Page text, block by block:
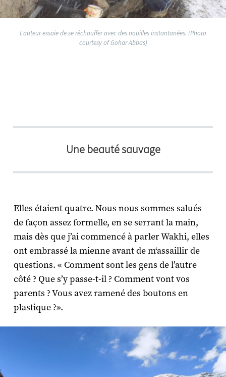
L'auteur essaie de se réchauffer avec des nouilles instantanées. (Photo
courtesy of Gohar Abbas)
Une beauté sauvage​
Elles étaient quatre. Nous nous sommes salués
de façon assez formelle, en se serrant la main,
mais dès que j’ai commencé à parler Wakhi, elles
ont embrassé la mienne avant de m‘assaillir de
questions. « Comment sont les gens de l’autre
côté ? Que s’y passe-t-il ? Comment vont vos
parents ? Vous avez ramené des boutons en
plastique ?».